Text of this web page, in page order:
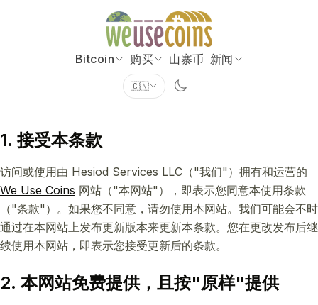
Bitcoin 购买 山寨币 新闻
🇨🇳
1. 接受本条款
访问或使用由 Hesiod Services LLC（"我们"）拥有和运营的
We Use Coins 网站（"本网站"），即表示您同意本使用条款
（"条款"）。如果您不同意，请勿使用本网站。我们可能会不时
通过在本网站上发布更新版本来更新本条款。您在更改发布后继
续使用本网站，即表示您接受更新后的条款。
2. 本网站免费提供，且按"原样"提供